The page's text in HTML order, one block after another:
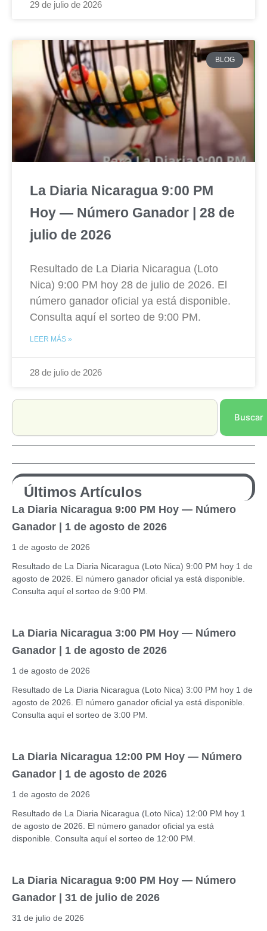
29 de julio de 2026
BLOG
La Diaria Nicaragua 9:00 PM
Hoy — Número Ganador | 28 de
julio de 2026
Resultado de La Diaria Nicaragua (Loto
Nica) 9:00 PM hoy 28 de julio de 2026. El
número ganador oficial ya está disponible.
Consulta aquí el sorteo de 9:00 PM.
LEER MÁS »
28 de julio de 2026
Search
Buscar
Últimos Artículos
La Diaria Nicaragua 9:00 PM Hoy — Número
Ganador | 1 de agosto de 2026
1 de agosto de 2026
Resultado de La Diaria Nicaragua (Loto Nica) 9:00 PM hoy 1 de
agosto de 2026. El número ganador oficial ya está disponible.
Consulta aquí el sorteo de 9:00 PM.
La Diaria Nicaragua 3:00 PM Hoy — Número
Ganador | 1 de agosto de 2026
1 de agosto de 2026
Resultado de La Diaria Nicaragua (Loto Nica) 3:00 PM hoy 1 de
agosto de 2026. El número ganador oficial ya está disponible.
Consulta aquí el sorteo de 3:00 PM.
La Diaria Nicaragua 12:00 PM Hoy — Número
Ganador | 1 de agosto de 2026
1 de agosto de 2026
Resultado de La Diaria Nicaragua (Loto Nica) 12:00 PM hoy 1
de agosto de 2026. El número ganador oficial ya está
disponible. Consulta aquí el sorteo de 12:00 PM.
La Diaria Nicaragua 9:00 PM Hoy — Número
Ganador | 31 de julio de 2026
31 de julio de 2026